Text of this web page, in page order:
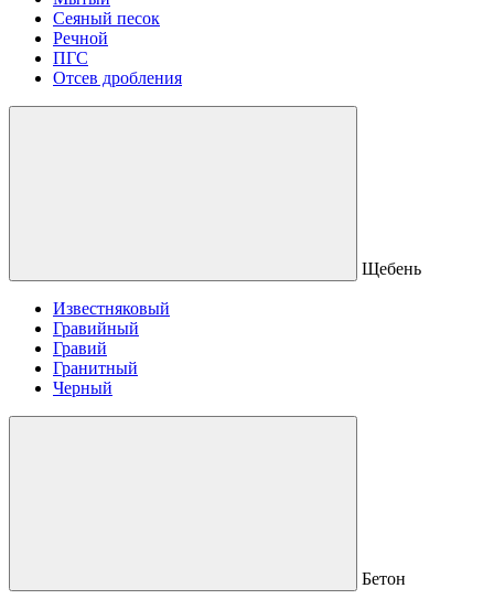
Сеяный песок
Речной
ПГС
Отсев дробления
Щебень
Известняковый
Гравийный
Гравий
Гранитный
Черный
Бетон